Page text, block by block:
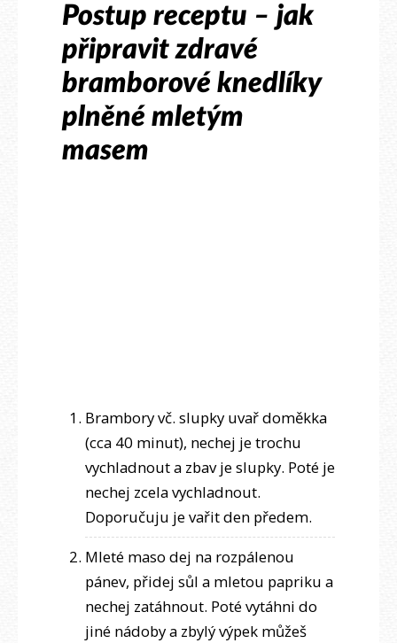
Postup receptu – jak
připravit zdravé
bramborové knedlíky
plněné mletým
masem
Brambory vč. slupky uvař doměkka
(cca 40 minut), nechej je trochu
vychladnout a zbav je slupky. Poté je
nechej zcela vychladnout.
Doporučuju je vařit den předem.
Mleté maso dej na rozpálenou
pánev, přidej sůl a mletou papriku a
nechej zatáhnout. Poté vytáhni do
jiné nádoby a zbylý výpek můžeš